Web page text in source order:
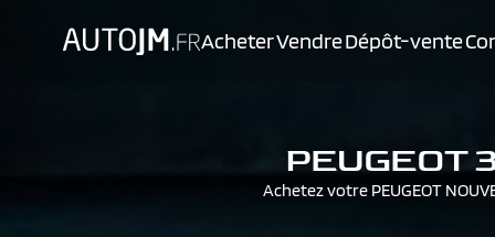
AcheterVendreDépôt-vente
PEUGEOT
Achetez votre PEUGEOT